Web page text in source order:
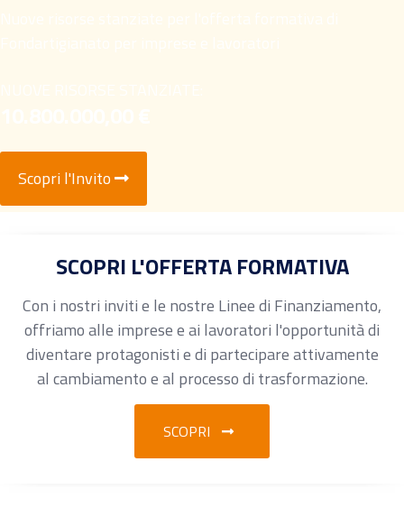
Scopri l'Invito
SCOPRI L'OFFERTA FORMATIVA
Con i nostri inviti e le nostre Linee di Finanziamento,
offriamo alle imprese e ai lavoratori l'opportunità di
diventare protagonisti e di partecipare attivamente
al cambiamento e al processo di trasformazione.
SCOPRI